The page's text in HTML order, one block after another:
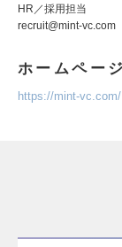
HR／採用担当
recruit@mint-vc.com
ホームページ
https://mint-vc.com/